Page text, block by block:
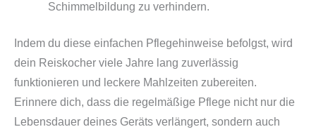
Schimmelbildung zu verhindern.
Indem du diese einfachen Pflegehinweise befolgst, wird
dein Reiskocher viele Jahre lang zuverlässig
funktionieren und leckere Mahlzeiten zubereiten.
Erinnere dich, dass die regelmäßige Pflege nicht nur die
Lebensdauer deines Geräts verlängert, sondern auch